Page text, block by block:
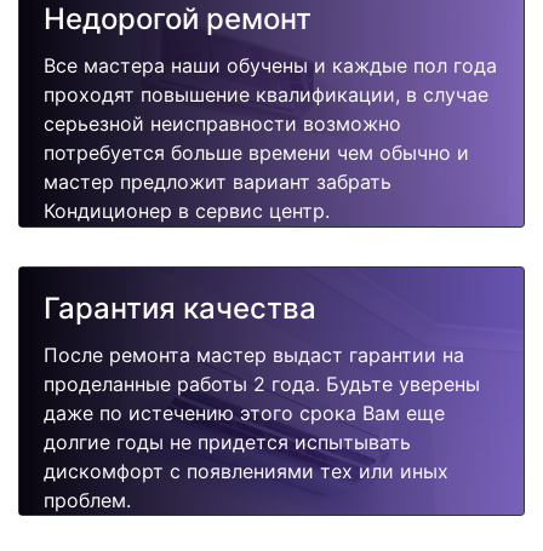
Недорогой ремонт
Все мастера наши обучены и каждые пол года
проходят повышение квалификации, в случае
серьезной неисправности возможно
потребуется больше времени чем обычно и
мастер предложит вариант забрать
Кондиционер в сервис центр.
Гарантия качества
После ремонта мастер выдаст гарантии на
проделанные работы 2 года. Будьте уверены
даже по истечению этого срока Вам еще
долгие годы не придется испытывать
дискомфорт с появлениями тех или иных
проблем.